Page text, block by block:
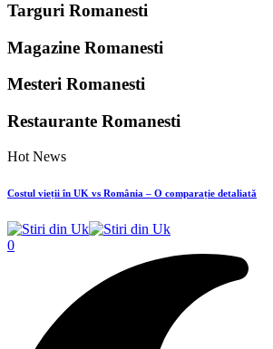
Targuri Romanesti
Magazine Romanesti
Mesteri Romanesti
Restaurante Romanesti
Hot News
Costul vieții în UK vs România – O comparație detaliată
0